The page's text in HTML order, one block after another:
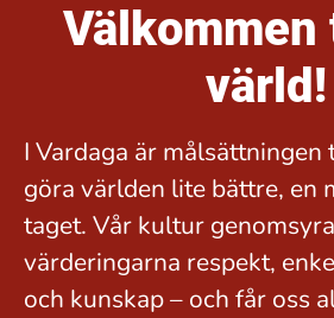
värld!
I Vardaga är målsättningen
göra världen lite bättre, en
taget. Vår kultur
värderingarna respekt,
och kunskap – och får oss